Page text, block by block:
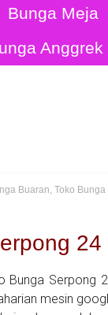
Bunga Meja
Anggrek
Buaran, Toko
24
Bunga Serpong
mesin